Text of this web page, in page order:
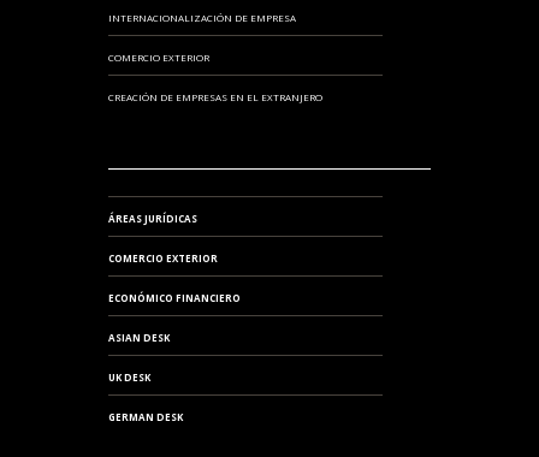
INTERNACIONALIZACIÓN DE EMPRESA
COMERCIO EXTERIOR
CREACIÓN DE EMPRESAS EN EL EXTRANJERO
ÁREAS JURÍDICAS
COMERCIO EXTERIOR
ECONÓMICO FINANCIERO
ASIAN DESK
UK DESK
GERMAN DESK